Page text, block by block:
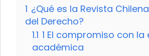
1 ¿Qué es la Revista
del Derecho?
1.1 1 El compromiso con la
académica